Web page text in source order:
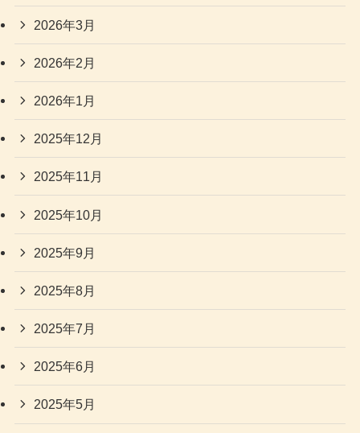
2026年3月
2026年2月
2026年1月
2025年12月
2025年11月
2025年10月
2025年9月
2025年8月
2025年7月
2025年6月
2025年5月